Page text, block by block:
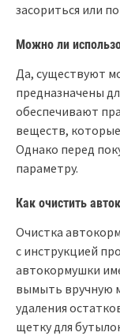
засориться или
Можно ли
Да, существуют
предназначены
обеспечивают
веществ,
Однако перед
параметру.
Как очистить
Очистка
с инструкцией
автокормушки
вымыть вручную
удаления
щетку для